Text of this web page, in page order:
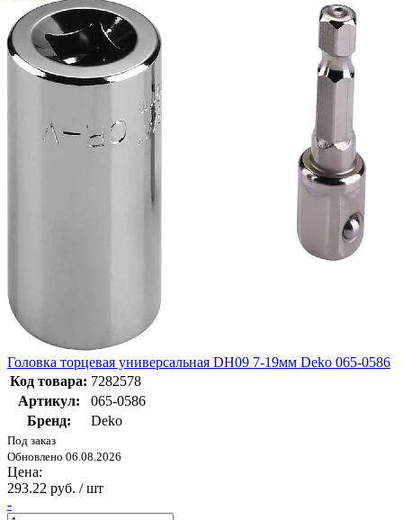
Головка торцевая универсальная DH09 7-19мм Deko 065-0586
Код товара: 7282578
Артикул:
065-0586
Бренд:
Deko
Под заказ
Обновлено 06.08.2026
Цена:
293.22 руб. / шт
-